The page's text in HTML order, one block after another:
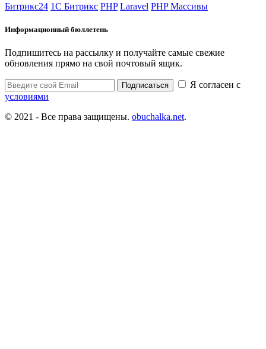
Битрикс24 1С Битрикс PHP Laravel PHP Массивы
Информационный бюллетень
Подпишитесь на рассылку и получайте самые свежие
обновления прямо на свой почтовый ящик.
Подписаться
Я согласен с
условиями
© 2021 - Все права защищены. obuchalka.net.